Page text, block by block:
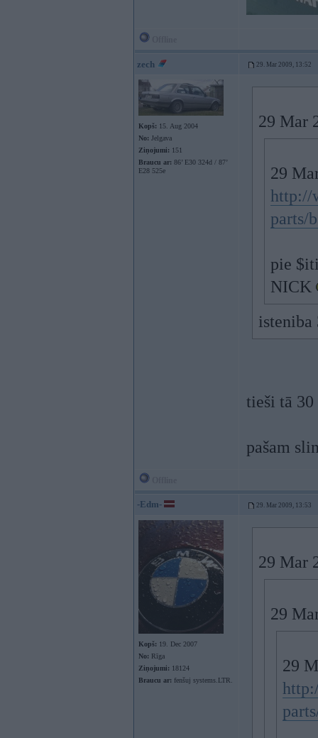
zech 29. Mar 2009, 13:52
Kopš: 15. Aug 2004
No: Jelgava
Ziņojumi: 151
Braucu ar: 86’ E30 324d / 87’
E28 525e
29 Mar
29
http://
parts/
pie
NICK
isteniba
tieši tā
pašam
-Edm- 29. Mar 2009, 13:53
Kopš: 19. Dec 2007
No: Rīga
Ziņojumi: 18124
Braucu ar: fenšuj systems.LTR.
29 Mar
29
29